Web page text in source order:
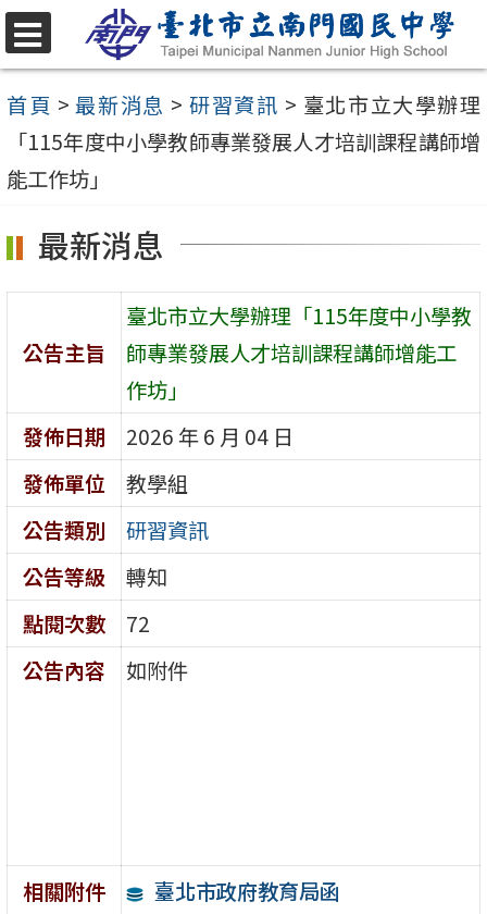
跳
至
主
內
區
選
單
首頁 >最新消息 >研習資訊 > 臺北市立大學辦理
「115年度中小學教師專業發展人才培訓課程講師增
能工作坊」
最新消息
公告主旨
臺北市立大學辦理「115年度中小學教
師專業發展人才培訓課程講師增能工
作坊」
發佈日期
2026 年 6 月 04 日
發佈單位
教學組
公告類別
研習資訊
公告等級
轉知
點閱次數
72
公告內容
如附件
相關附件 臺北市政府教育局函